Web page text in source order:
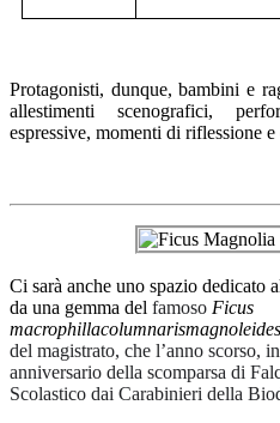
Protagonisti, dunque, bambini e
allestimenti scenografici,
espressive, momenti di riflessione
Ci sarà anche uno spazio dedicato
da una gemma del famoso Ficus
macrophillacolumnarismagnoleides
del magistrato, che l’anno scorso,
anniversario della scomparsa di
Scolastico dai Carabinieri della